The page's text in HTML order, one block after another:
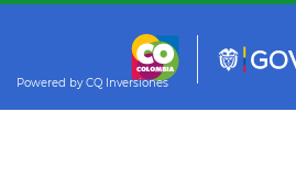
Powered by CQ Inversiones